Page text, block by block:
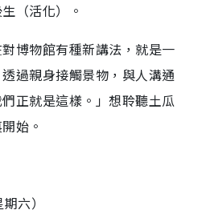
（活化）。
博物館有種新講法，就是一
過親身接觸景物，與人溝通
正就是這樣。」想聆聽土瓜
始。
六）